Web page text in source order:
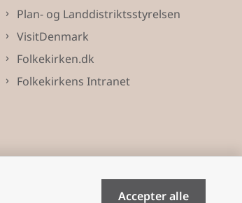
Plan- og Landdistriktsstyrelsen
VisitDenmark
Folkekirken.dk
Folkekirkens Intranet
Accepter alle